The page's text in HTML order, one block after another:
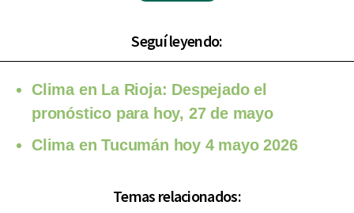
Seguí leyendo:
Clima en La Rioja: Despejado el
pronóstico para hoy, 27 de mayo
Clima en Tucumán hoy 4 mayo 2026
Temas relacionados: